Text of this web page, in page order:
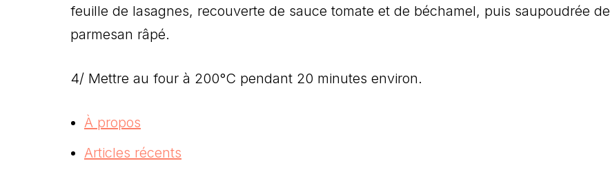
feuille de lasagnes, recouverte de sauce tomate et de béchamel, puis saupoudrée de
parmesan râpé.
4/ Mettre au four à 200°C pendant 20 minutes environ.
À propos
Articles récents